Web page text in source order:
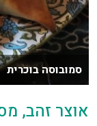
סמובוסה
אוצר זהב,